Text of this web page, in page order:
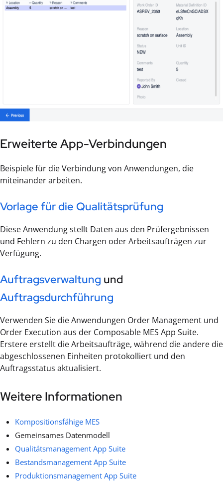
Erweiterte App-Verbindungen
Beispiele für die Verbindung von Anwendungen, die
miteinander arbeiten.
Vorlage für die Qualitätsprüfung
Diese Anwendung stellt Daten aus den Prüfergebnissen
und Fehlern zu den Chargen oder Arbeitsaufträgen zur
Verfügung.
Auftragsverwaltung und
Auftragsdurchführung
Verwenden Sie die Anwendungen Order Management und
Order Execution aus der Composable MES App Suite.
Erstere erstellt die Arbeitsaufträge, während die andere die
abgeschlossenen Einheiten protokolliert und den
Auftragsstatus aktualisiert.
Weitere Informationen
Kompositionsfähige MES
Gemeinsames Datenmodell
Qualitätsmanagement App Suite
Bestandsmanagement App Suite
Produktionsmanagement App Suite